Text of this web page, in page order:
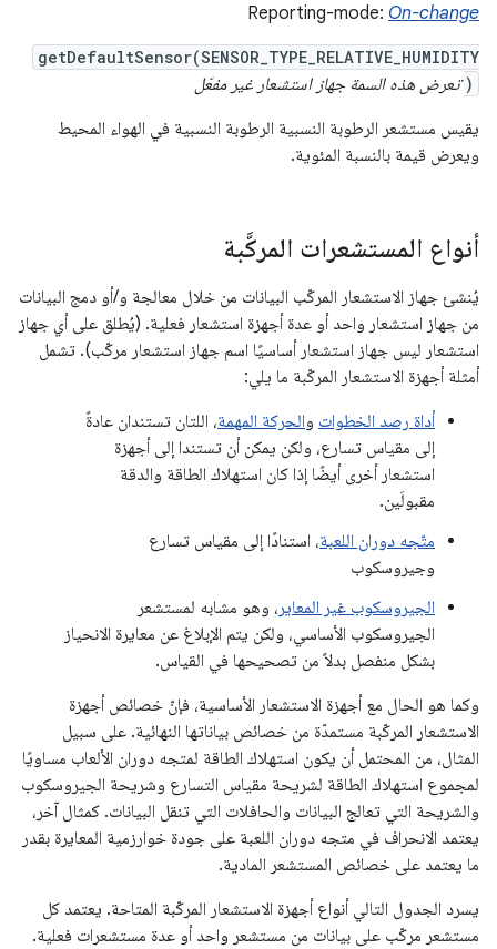
Reporting-mode: On-change
getDefaultSensor(SENSOR_TYPE_RELATIVE_HUMIDITY
) تعرض هذه السمة جهاز استشعار غير مفعّل
يقيس مستشعر الرطوبة النسبية الرطوبة النسبية في الهواء المحيط
ويعرض قيمة بالنسبة المئوية.
أنواع المستشعرات المركَّبة
يُنشئ جهاز الاستشعار المركّب البيانات من خلال معالجة و/أو دمج البيانات
من جهاز استشعار واحد أو عدة أجهزة استشعار فعلية. (يُطلق على أي جهاز
استشعار ليس جهاز استشعار أساسيًا اسم جهاز استشعار مركّب). تشمل
أمثلة أجهزة الاستشعار المركّبة ما يلي:
أداة رصد الخطوات والحركة المهمة، اللتان تستندان عادةً
إلى مقياس تسارع، ولكن يمكن أن تستندا إلى أجهزة
استشعار أخرى أيضًا إذا كان استهلاك الطاقة والدقة
مقبولَين.
متّجه دوران اللعبة، استنادًا إلى مقياس تسارع
وجيروسكوب
الجيروسكوب غير المعاير ، وهو مشابه لمستشعر
الجيروسكوب الأساسي، ولكن يتم الإبلاغ عن معايرة الانحياز
بشكل منفصل بدلاً من تصحيحها في القياس.
وكما هو الحال مع أجهزة الاستشعار الأساسية، فإنّ خصائص أجهزة
الاستشعار المركّبة مستمدّة من خصائص بياناتها النهائية. على سبيل
المثال، من المحتمل أن يكون استهلاك الطاقة لمتجه دوران الألعاب مساويًا
لمجموع استهلاك الطاقة لشريحة مقياس التسارع وشريحة الجيروسكوب
والشريحة التي تعالج البيانات والحافلات التي تنقل البيانات. كمثال آخر،
يعتمد الانحراف في متجه دوران اللعبة على جودة خوارزمية المعايرة بقدر
ما يعتمد على خصائص المستشعر المادية.
يسرد الجدول التالي أنواع أجهزة الاستشعار المركّبة المتاحة. يعتمد كل
مستشعر مركّب على بيانات من مستشعر واحد أو عدة مستشعرات فعلية.